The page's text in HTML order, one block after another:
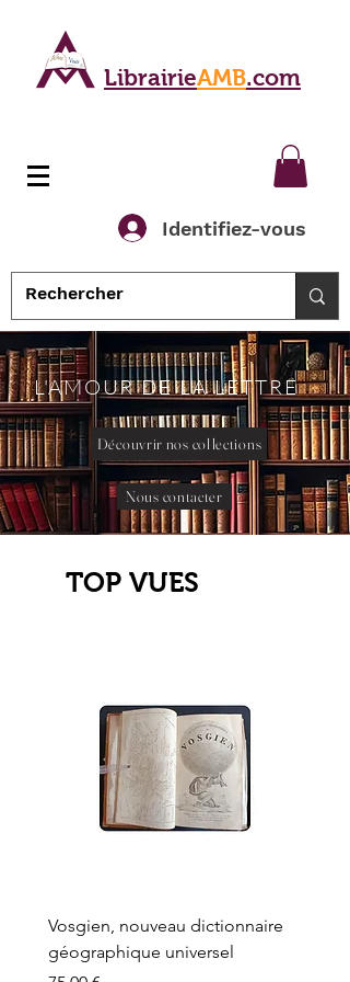
LibrairieAMB.com
Identifiez-vous
L'AMOUR DE LA LETTRE
Découvrir nos collections
Nous contacter
TOP VUES
Vosgien, nouveau dictionnaire
géographique universel